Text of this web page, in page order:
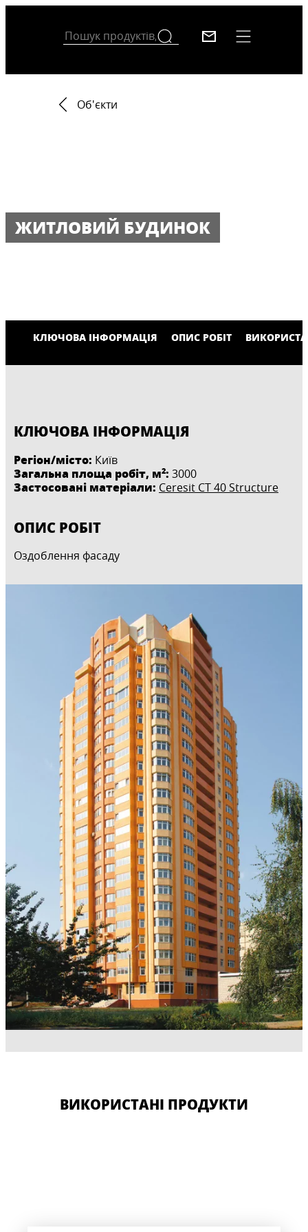
Об'єкти
ЖИТЛОВИЙ БУДИНОК
КЛЮЧОВА ІНФОРМАЦІЯ ОПИС РОБІТ
КЛЮЧОВА ІНФОРМАЦІЯ
Регіон/місто: Київ
Загальна площа робіт, м2: 3000
Застосовані матеріали: Ceresit CT 40 Structure
ОПИС РОБІТ
Оздоблення фасаду
ВИКОРИСТАНІ ПРОДУКТИ